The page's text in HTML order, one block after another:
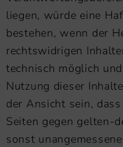
liegen, würde eine
bestehen, wenn der
rechtswidrigen
technisch möglich
Nutzung dieser
der Ansicht sein,
Seiten gegen gelten-
sonst